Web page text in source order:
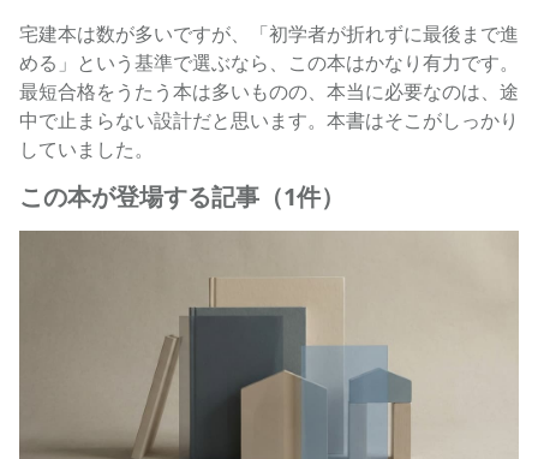
宅建本は数が多いですが、「初学者が折れずに最後まで進
める」という基準で選ぶなら、この本はかなり有力です。
最短合格をうたう本は多いものの、本当に必要なのは、途
中で止まらない設計だと思います。本書はそこがしっかり
していました。
この本が登場する記事（1件）